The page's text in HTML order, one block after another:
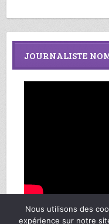
JOURNALISTE
Nous utilisons des
expérience sur notre